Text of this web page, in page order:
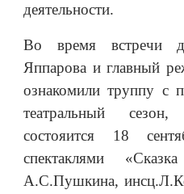
деятельности.
Во время встречи
Яппарова и главный
ознакомили труппу с
театральный
состояится 18
спектаклями
А.С.Пушкина,